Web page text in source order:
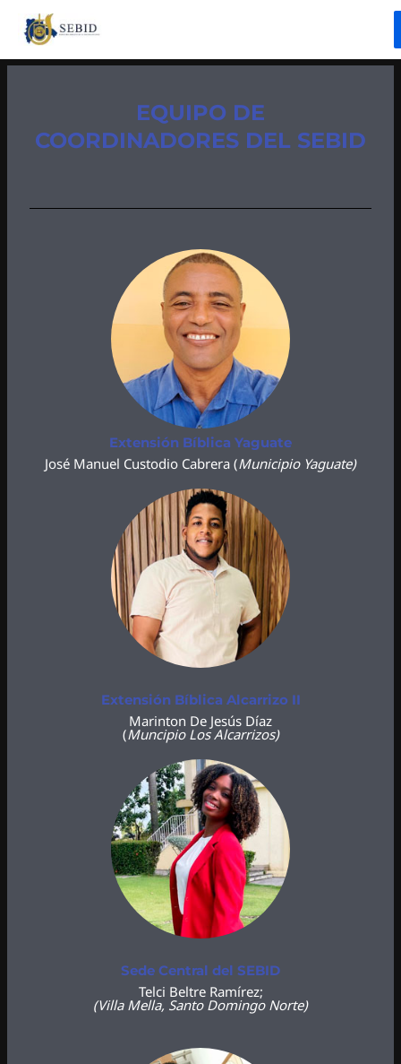
contenido
EQUIPO DE
COORDINADORES DEL SEBID
Extensión Bíblica Yaguate
José Manuel Custodio Cabrera (Municipio Yaguate)
Extensión Bíblica Alcarrizo II
Marinton De Jesús Díaz
(Muncipio Los Alcarrizos)
Sede Central del SEBID
Telci Beltre Ramírez;
(Villa Mella, Santo Domingo Norte)